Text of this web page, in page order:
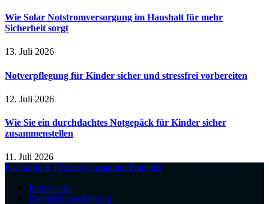
Wie Solar Notstromversorgung im Haushalt für mehr
Sicherheit sorgt
13. Juli 2026
Notverpflegung für Kinder sicher und stressfrei vorbereiten
12. Juli 2026
Wie Sie ein durchdachtes Notgepäck für Kinder sicher
zusammenstellen
11. Juli 2026
Facebook X (Twitter) Instagram Pinterest
Impressum
Datenschutzerklärung